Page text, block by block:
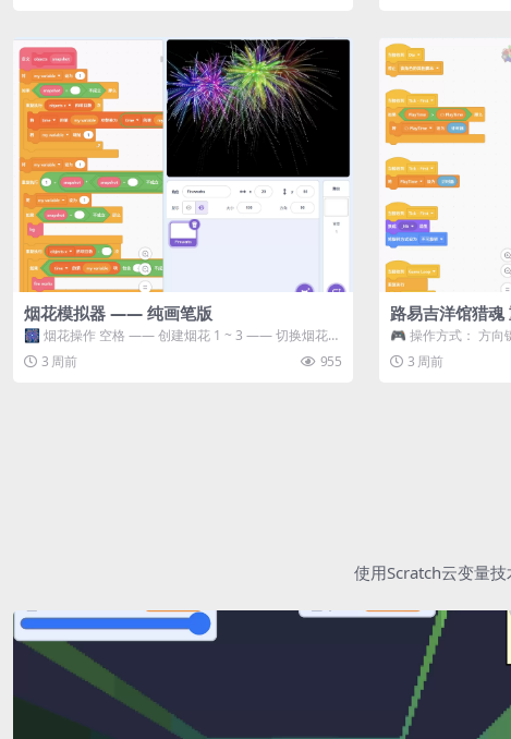
烟花模拟器 —— 纯画笔版
🎆 烟花操作 空格 —— 创建烟花 1 ~ 3 —— 切换烟花类
型 普通烟花 嘶...
3 周前 955
路易吉洋馆猎魂
🎮 操作方式： 方
宝箱 将你...
3 周前
使用Scratch云变量